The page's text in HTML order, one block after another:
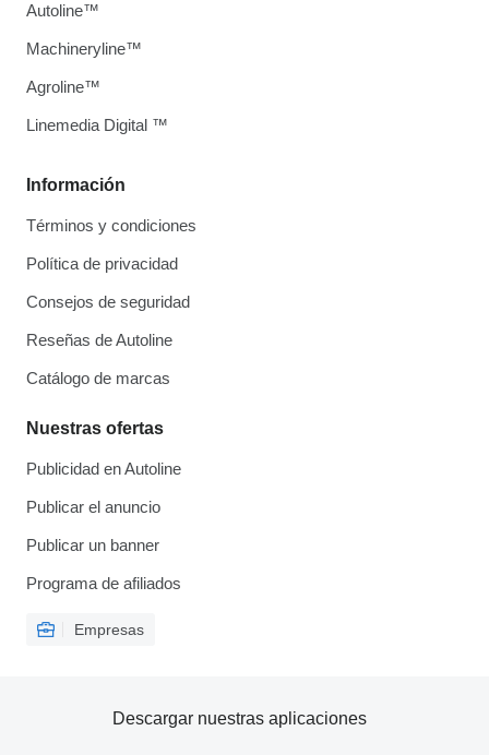
Información
Términos y condiciones
Política de privacidad
Consejos de seguridad
Reseñas de Autoline
Catálogo de marcas
Nuestras ofertas
Publicidad en Autoline
Publicar el anuncio
Publicar un banner
Programa de afiliados
Empresas
Autoline™
Machineryline™
Agroline™
Linemedia Digital ™
Descargar nuestras aplicaciones